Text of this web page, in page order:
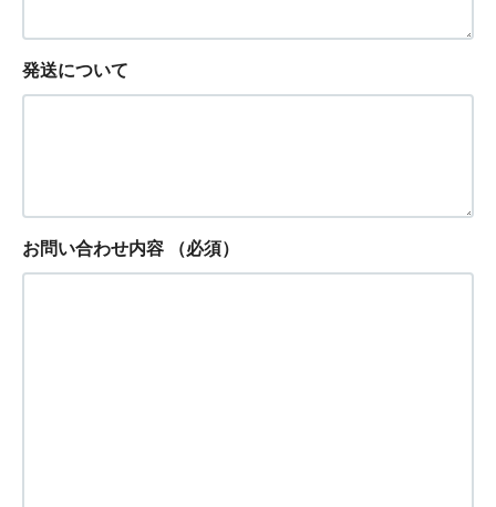
発送について
お問い合わせ内容 （必須）